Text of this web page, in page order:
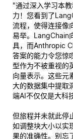
"通过深入学习本
力！您看到了
流程，使得连接像
易举。LangChain
具，而Anthropic
答案的能力令您
型作为不被重视的
向量表示。这些元
大的数据集中提
端AI不仅仅是大科
但旅程并未就此停
如调整块大小以实
果的准确性。别